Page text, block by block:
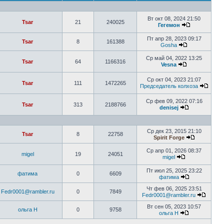
Tsar 21 240025
Вт окт 08, 2024 21:50
Гегемон
Tsar 8 161388
Пт апр 28, 2023 09:17
Gosha
Tsar 64 1166316
Ср май 04, 2022 13:25
Vesna
Tsar 111 1472265
Ср окт 04, 2023 21:07
Председатель колхоза
Tsar 313 2188766
Ср фев 09, 2022 07:16
denisej
Tsar 8 22758
Ср дек 23, 2015 21:10
Spirit Forge
migel 19 24051
Ср апр 01, 2026 08:37
migel
фатима 0 6609
Пт июл 25, 2025 23:22
фатима
Fedr0001@rambler.ru 0 7849
Чт фев 06, 2025 23:51
Fedr0001@rambler.ru
ольга Н 0 9758
Вт сен 05, 2023 10:57
ольга Н